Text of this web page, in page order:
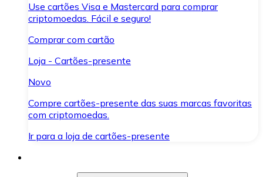
Use cartões Visa e Mastercard para comprar
criptomoedas. Fácil e seguro!
Comprar com cartão
Loja - Cartões-presente
Novo
Compre cartões-presente das suas marcas favoritas
com criptomoedas.
Ir para a loja de cartões-presente